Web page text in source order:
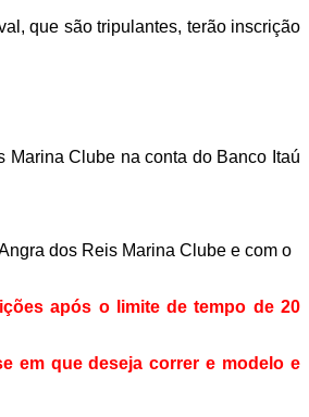
que são tripulantes, terão inscrição
Marina Clube na conta do Banco Itaú
dos Reis Marina Clube e com o
após o limite de tempo de 20
em que deseja correr e modelo e